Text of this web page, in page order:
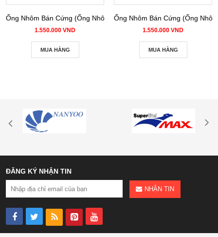
Ống Nhôm Bán Cứng (Ống Nhôm Nhún) phi 100
1.550.000 VND
MUA HÀNG
Ống Nhôm Bán Cứng (Ống
1.550.000 VND
MUA HÀNG
ĐĂNG KÝ NHẬN TIN
NHẬN TIN